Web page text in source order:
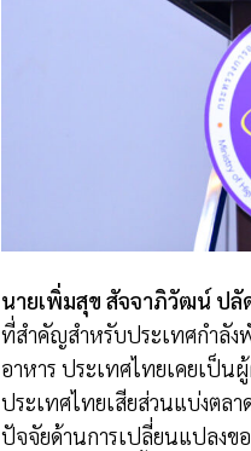
นายเพิ่มสุข สัจจาภิวัฒน์ ปลั
ที่สำคัญสำหรับประเทศกำลัง
อาหาร ประเทศไทยเคยเป็น
ประเทศไทยเสียส่วนแบ่งตล
ปัจจัยด้านการเปลี่ยนแปลงขอ